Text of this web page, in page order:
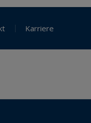
Karriere